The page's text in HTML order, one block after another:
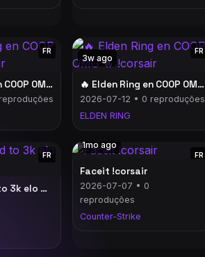
FR
🔥 Elden Ring en COOP OMG 🔥 !corsair
3w ago
FR
🔥 Elden Ring en COOP OMG 🔥 !corsair
2026-07-12 • 0 reproduções
ELDEN RING
FR
🔥 Faceit road to 3k elo 🔥 !corsair
1mo ago
FR
Faceit !corsair
2026-07-07 • 0
reproduções
Counter-Strike